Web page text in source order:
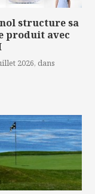
structure sa
produit avec
2026, dans